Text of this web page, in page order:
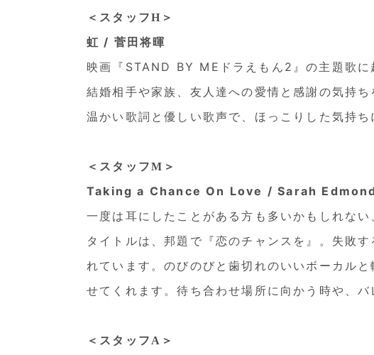
＜スタッフH＞
虹 / 菅田将暉
映画『STAND BY MEドラえもん2』の主題歌に
結婚相手や家族、友人達への愛情と感謝の気持
温かい歌詞と優しい歌声で、ほっこりした気持ち
＜スタッフM＞
Taking a Chance On Love / Sarah
一度は耳にしたことがある方も多いかもしれない
タイトルは、邦題で『恋のチャンスを』。失敗
れています。のびのびと歯切れのいいボーカル
せてくれます。待ち合わせ場所に向かう時や、
＜スタッフA＞